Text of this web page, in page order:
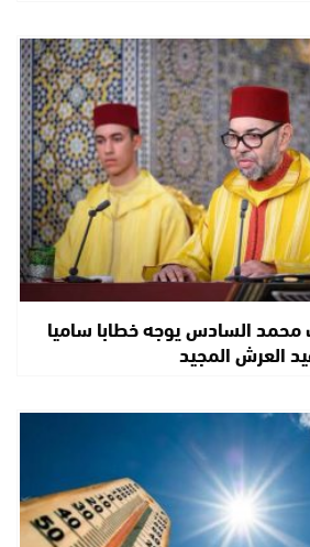
محمد السادس يوجه خطابا ساميا
العرش المجيد